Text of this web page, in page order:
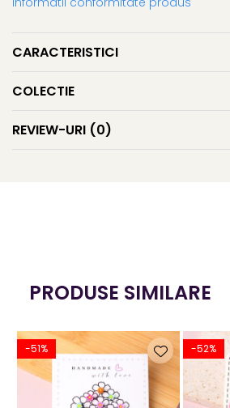
Dragobete sau pentru a fi dăruiți în
Fiind un produs handmade, pot
fiecare pereche de cercei fiind unică.
CARACTERISTICI
COLECTIE
REVIEW-URI (0)
PRODUSE SIMILARE
-51% -52%